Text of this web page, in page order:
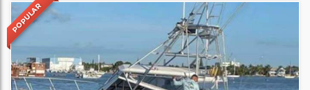
POPULAR